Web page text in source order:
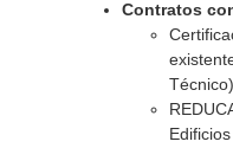
Contratos
Técnico)